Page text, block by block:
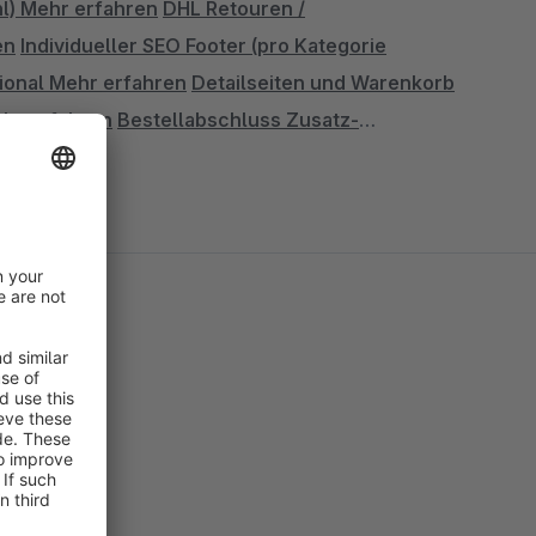
Mehr erfahren DHL Retouren /
Individueller SEO Footer (pro Kategorie
Mehr erfahren Detailseiten und Warenkorb
erfahren Bestellabschluss Zusatz-
erfahren
Artikelbewertung
Scrollen im Shopware Responsive
Mehr erfahren
/ Artikel deaktivieren bei Abverkauf
PDF Artikel-Reiter